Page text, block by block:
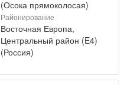
(Осока прямоколосая)
Районирование
Восточная Европа,
Центральный район (E4)
(Россия)